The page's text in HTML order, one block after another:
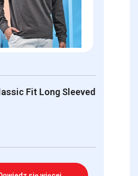
Fit Long Sleeved